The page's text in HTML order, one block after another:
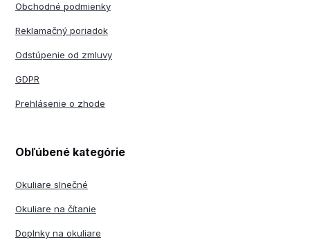
Obchodné podmienky
Reklamačný poriadok
Odstúpenie od zmluvy
GDPR
Prehlásenie o zhode
Obľúbené kategórie
Okuliare slnečné
Okuliare na čítanie
Doplnky na okuliare